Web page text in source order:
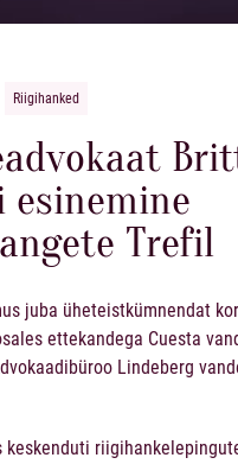
Riigihanked
esinemine
Trefil
juba üheteistkümnendat
ettekandega Cuesta
Lindeberg
keskenduti